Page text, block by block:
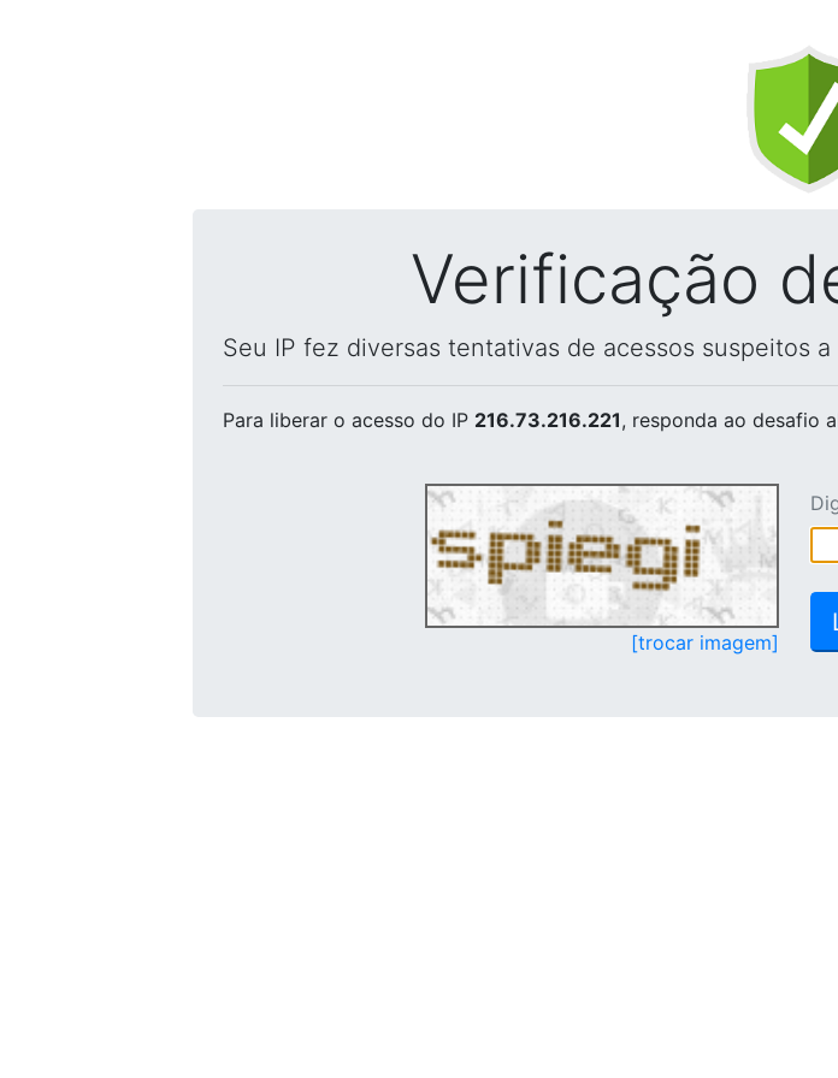
Verificação
Seu IP fez diversas tentativas de acessos suspeitos
Para liberar o acesso do IP 216.73.216.221, responda ao desafio
[trocar imagem]